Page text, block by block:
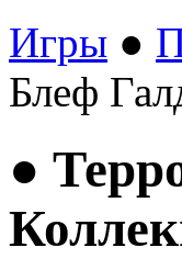
Игры ●
Блеф
●